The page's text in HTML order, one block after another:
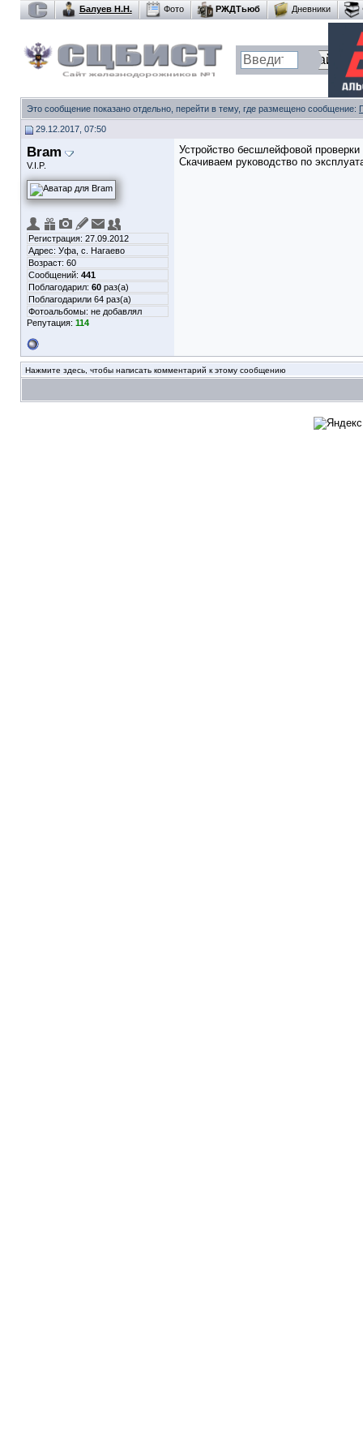
Балуев Н.Н. Фото РЖДТьюб Дневники
Это сообщение показано отдельно, перейти в тему, где размещено сообщение:
29.12.2017, 07:50
Bram
V.I.P.
Регистрация: 27.09.2012
Адрес: Уфа, с. Нагаево
Возраст: 60
Сообщений: 441
Поблагодарил: 60 раз(а)
Поблагодарили 64 раз(а)
Фотоальбомы: не добавлял
Репутация: 114
Устройство бесшлейфовой
Скачиваем руководство по
Нажмите здесь, чтобы написать комментарий к этому сообщению